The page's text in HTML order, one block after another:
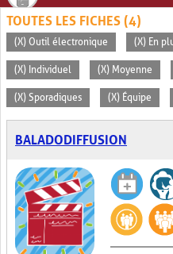
TOUTES LES FICHES (4)
(X) Outil électronique (X) En
(X) Individuel (X) Moyenne
(X) Sporadiques (X) Équipe
BALADODIFFUSION